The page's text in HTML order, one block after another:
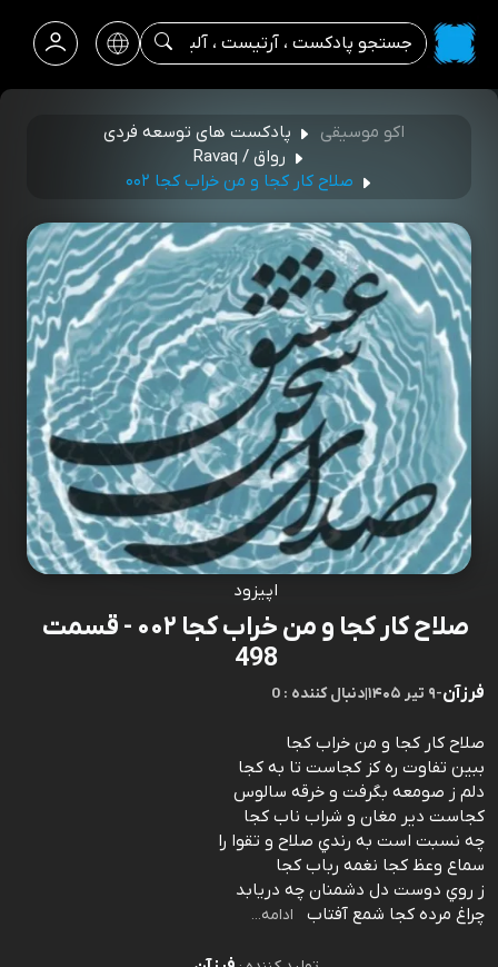
اکو موسیقی
پادکست های توسعه فردی
رواق / Ravaq
صلاح کار کجا و من خراب کجا ۰۰۲
اپیزود
صلاح کار کجا و من خراب کجا ۰۰۲ - قسمت
498
فرزآن-۹ تیر ۱۴۰۵ |0 : دنبال کننده
صلاح کار کجا و من خراب کجا
ببين تفاوت ره کز کجاست تا به کجا
دلم ز صومعه بگرفت و خرقه سالوس
کجاست دير مغان و شراب ناب کجا
چه نسبت است به رندي صلاح و تقوا را
سماع وعظ کجا نغمه رباب کجا
ز روي دوست دل دشمنان چه دريابد
چراغ مرده کجا شمع آفتاب
ادامه...